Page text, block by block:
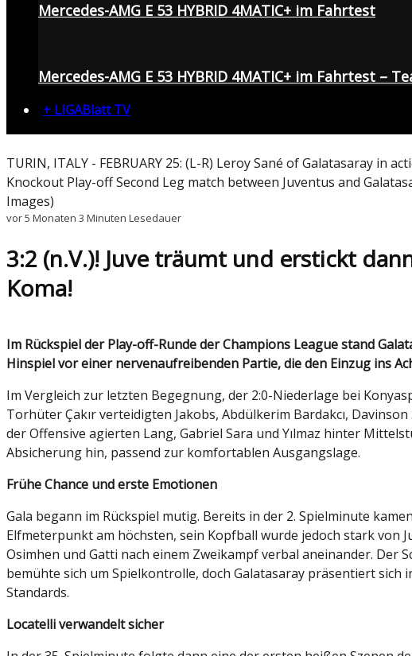
Mercedes-AMG E 53 HYBRID 4MATIC+ im Fahrtest
Mercedes-AMG E 53 HYBRID 4MATIC+ im Fahrtest –
+ LIGABlatt TV
TURIN, ITALY - FEBRUARY 25: (L-R) Leroy Sané of Galatasaray in
Knockout Play-off Second Leg match between Juventus and
Images)
vor 5 Monaten 3 Minuten Lesedauer
3:2 (n.V.)! Juve träumt und erstickt
Koma!
Im Rückspiel der Play-off-Runde der Champions League stand Galatasaray beim italienischen Rekordmeister Juventus nach dem spektakulären 5:2-Erfolg im
Hinspiel vor einer nervenaufreibenden Partie, die den Einzug ins
Im Vergleich zur letzten Begegnung, der 2:0-Niederlage bei
Torhüter Çakır verteidigten Jakobs, Abdülkerim Bardakcı,
der Offensive agierten Lang, Gabriel Sara und Yılmaz hinter
Absicherung hin, passend zur komfortablen Ausgangslage.
Frühe Chance und erste Emotionen
Gala begann im Rückspiel mutig. Bereits in der 2. Spielminute
Elfmeterpunkt am höchsten, sein Kopfball wurde jedoch stark von
Osimhen und Gatti nach einem Zweikampf verbal aneinander.
bemühte sich um Spielkontrolle, doch Galatasaray präsentiert
Standards.
Locatelli verwandelt sicher